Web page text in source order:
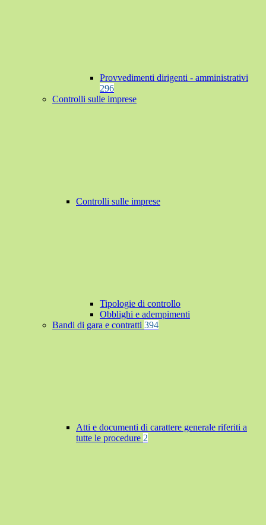
Provvedimenti dirigenti - amministrativi
296
Controlli sulle imprese
Controlli sulle imprese
Tipologie di controllo
Obblighi e adempimenti
Bandi di gara e contratti 394
Atti e documenti di carattere generale riferiti a
tutte le procedure 2